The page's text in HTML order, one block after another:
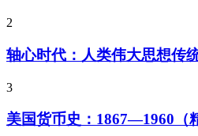
2
轴心时代：人类伟大思想传
3
美国货币史：1867—1960（